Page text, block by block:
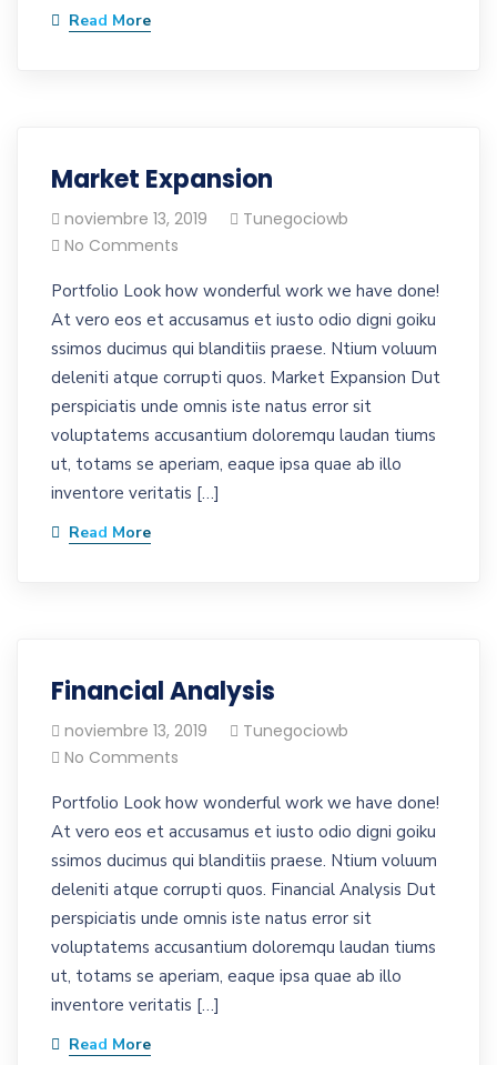
Read More
Market Expansion
noviembre 13, 2019
Tunegociowb
No Comments
Portfolio Look how wonderful work we have done!
At vero eos et accusamus et iusto odio digni goiku
ssimos ducimus qui blanditiis praese. Ntium voluum
deleniti atque corrupti quos. Market Expansion Dut
perspiciatis unde omnis iste natus error sit
voluptatems accusantium doloremqu laudan tiums
ut, totams se aperiam, eaque ipsa quae ab illo
inventore veritatis […]
Read More
Financial Analysis
noviembre 13, 2019
Tunegociowb
No Comments
Portfolio Look how wonderful work we have done!
At vero eos et accusamus et iusto odio digni goiku
ssimos ducimus qui blanditiis praese. Ntium voluum
deleniti atque corrupti quos. Financial Analysis Dut
perspiciatis unde omnis iste natus error sit
voluptatems accusantium doloremqu laudan tiums
ut, totams se aperiam, eaque ipsa quae ab illo
inventore veritatis […]
Read More